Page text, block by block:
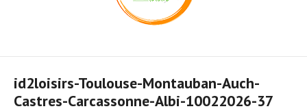
id2loisirs-Toulouse-Montauban-Auch-
Castres-Carcassonne-Albi-10022026-37